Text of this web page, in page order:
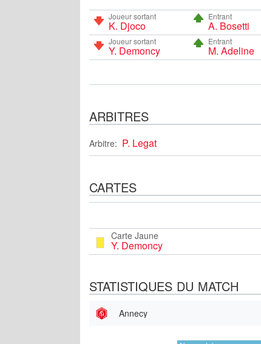
Joueur sortant
K. Djoco
Entrant
A. Bosetti
Joueur sortant
Y. Demoncy
Entrant
M. Adeline
ARBITRES
Arbitre: P. Legat
CARTES
Carte Jaune
Y. Demoncy
STATISTIQUES DU MATCH
Annecy